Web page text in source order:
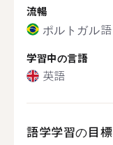
流暢
ポルトガル語
学習中の言語
英語
語学学習の目標